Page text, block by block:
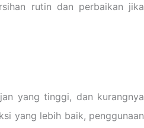
rutin dan perbaikan jika
yang tinggi, dan kurangnya
yang lebih baik, penggunaan